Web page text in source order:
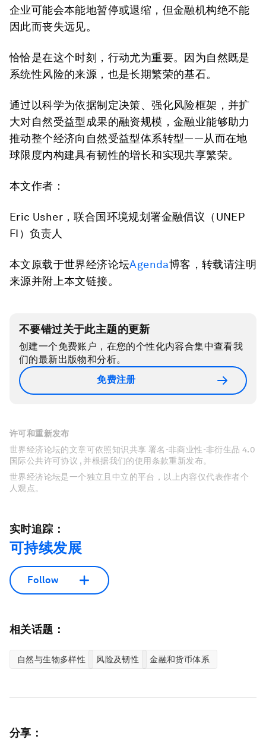
企业可能会本能地暂停或退缩，但金融机构绝不能
因此而丧失远见。
恰恰是在这个时刻，行动尤为重要。因为自然既是
系统性风险的来源，也是长期繁荣的基石。
通过以科学为依据制定决策、强化风险框架，并扩
大对自然受益型成果的融资规模，金融业能够助力
推动整个经济向自然受益型体系转型——从而在地
球限度内构建具有韧性的增长和实现共享繁荣。
本文作者：
Eric Usher，联合国环境规划署金融倡议（UNEP
FI）负责人
本文原载于世界经济论坛Agenda博客，转载请注明
来源并附上本文链接。
不要错过关于此主题的更新
创建一个免费账户，在您的个性化内容合集中查看我
们的最新出版物和分析。
免费注册
许可和重新发布
世界经济论坛的文章可依照知识共享 署名-非商业性-非衍生品 4.0
国际公共许可协议 , 并根据我们的使用条款重新发布。
世界经济论坛是一个独立且中立的平台，以上内容仅代表作者个
人观点。
实时追踪：
可持续发展
Follow
相关话题：
自然与生物多样性 风险及韧性 金融和货币体系
分享：